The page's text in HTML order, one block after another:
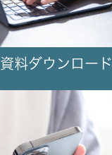
資料ダウンロード